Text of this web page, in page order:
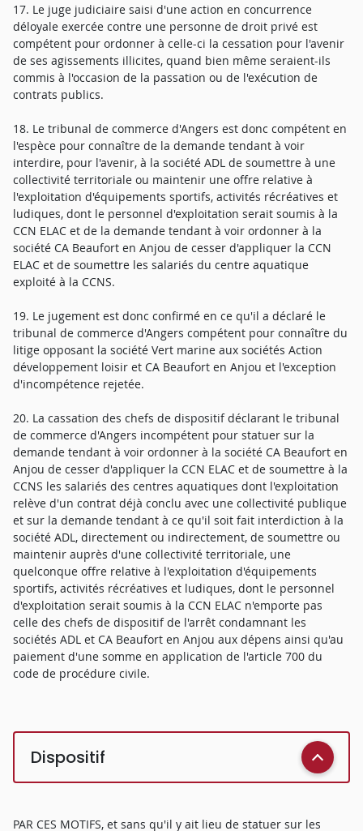
17. Le juge judiciaire saisi d'une action en concurrence
déloyale exercée contre une personne de droit privé est
compétent pour ordonner à celle-ci la cessation pour l'avenir
de ses agissements illicites, quand bien même seraient-ils
commis à l'occasion de la passation ou de l'exécution de
contrats publics.
18. Le tribunal de commerce d'Angers est donc compétent en
l'espèce pour connaître de la demande tendant à voir
interdire, pour l'avenir, à la société ADL de soumettre à une
collectivité territoriale ou maintenir une offre relative à
l'exploitation d'équipements sportifs, activités récréatives et
ludiques, dont le personnel d'exploitation serait soumis à la
CCN ELAC et de la demande tendant à voir ordonner à la
société CA Beaufort en Anjou de cesser d'appliquer la CCN
ELAC et de soumettre les salariés du centre aquatique
exploité à la CCNS.
19. Le jugement est donc confirmé en ce qu'il a déclaré le
tribunal de commerce d'Angers compétent pour connaître du
litige opposant la société Vert marine aux sociétés Action
développement loisir et CA Beaufort en Anjou et l'exception
d'incompétence rejetée.
20. La cassation des chefs de dispositif déclarant le tribunal
de commerce d'Angers incompétent pour statuer sur la
demande tendant à voir ordonner à la société CA Beaufort en
Anjou de cesser d'appliquer la CCN ELAC et de soumettre à la
CCNS les salariés des centres aquatiques dont l'exploitation
relève d'un contrat déjà conclu avec une collectivité publique
et sur la demande tendant à ce qu'il soit fait interdiction à la
société ADL, directement ou indirectement, de soumettre ou
maintenir auprès d'une collectivité territoriale, une
quelconque offre relative à l'exploitation d'équipements
sportifs, activités récréatives et ludiques, dont le personnel
d'exploitation serait soumis à la CCN ELAC n'emporte pas
celle des chefs de dispositif de l'arrêt condamnant les
sociétés ADL et CA Beaufort en Anjou aux dépens ainsi qu'au
paiement d'une somme en application de l'article 700 du
code de procédure civile.
Dispositif
PAR CES MOTIFS, et sans qu'il y ait lieu de statuer sur les